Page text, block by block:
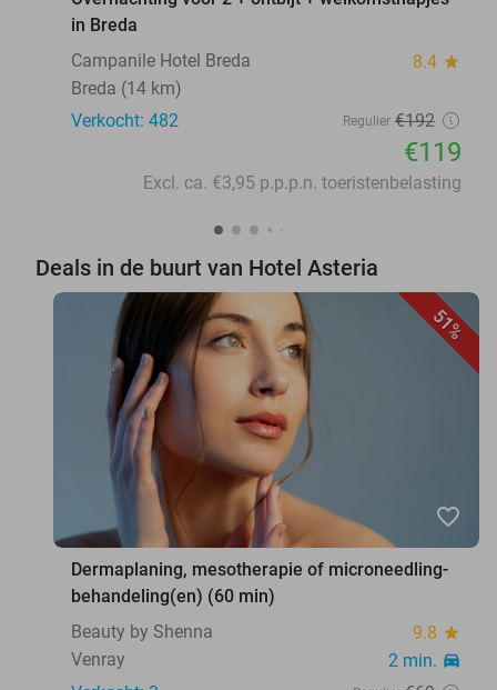
in Breda
Campanile Hotel Breda
8.4 star
Breda (14 km)
Verkocht: 482
Regulier €192
€119
Excl. ca. €3,95 p.p.p.n. toeristenbelasting
Deals in de buurt van Hotel Asteria
51%
favorite_border
Dermaplaning, mesotherapie of microneedling-
behandeling(en) (60 min)
Beauty by Shenna
9.8 star
Venray 2 min. directions_car